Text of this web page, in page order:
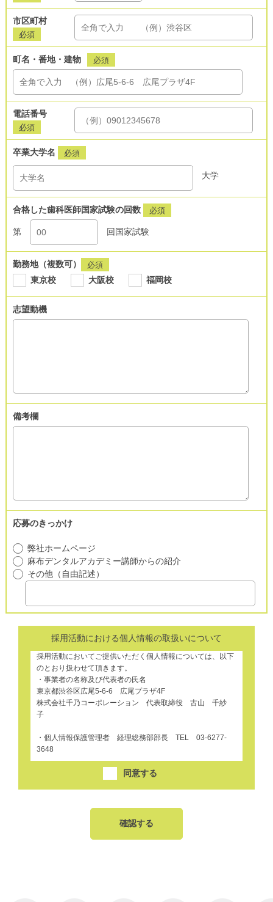
市区町村
必須
町名・番地・建物 必須
電話番号
必須
卒業大学名 必須
大学
合格した歯科医師国家試験の回数 必須
第 回国家試験
勤務地（複数可） 必須
東京校 大阪校 福岡校
志望動機
備考欄
応募のきっかけ
弊社ホームページ
麻布デンタルアカデミー講師からの紹介
その他（自由記述）
採用活動における個人情報の取扱いについて
採用活動においてご提供いただく個人情報については、以下
のとおり扱わせて頂きます。
・事業者の名称及び代表者の氏名
東京都渋谷区広尾5-6-6 広尾プラザ4F
株式会社千乃コーポレーション 代表取締役 古山 千紗
子
・個人情報保護管理者 経理総務部部長 TEL 03-6277-
3648
メールアドレス等の個人を識別できる情報を取得します。取
得の目的は、採用活動（採用応募者への情報提供、採用選考
手続き等）のためとし、それ以外の目的での利用はいたしま
同意する